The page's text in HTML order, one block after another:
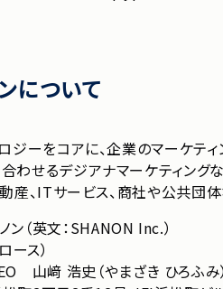
について
ジーをコアに、企業のマーケテ
せるデジアナマーケティングな
動産、ITサービス、商社や公共
（英文：SHANON Inc.）
ース）
山﨑 浩史（やまざき ひろふみ